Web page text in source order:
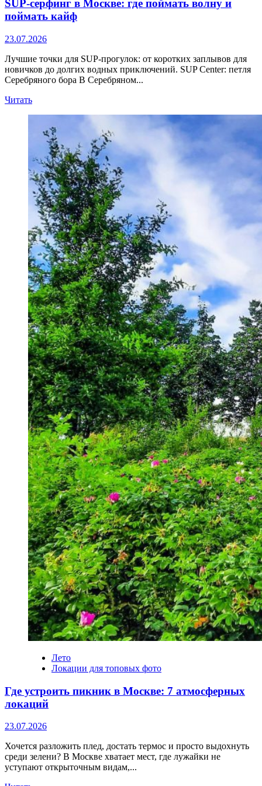
SUP‑серфинг в Москве: где поймать волну и
поймать кайф
23.07.2026
Лучшие точки для SUP‑прогулок: от коротких заплывов для
новичков до долгих водных приключений. SUP Center: петля
Серебряного бора В Серебряном...
ЧитатьПрочитать
SUP‑серфинг
Москве:
где
поймать
волну
и
поймать
кайф
Лето
Локации для топовых фото
Где устроить пикник в Москве: 7 атмосферных
локаций
23.07.2026
Хочется разложить плед, достать термос и просто выдохнуть
среди зелени? В Москве хватает мест, где лужайки не
уступают открыточным видам,...